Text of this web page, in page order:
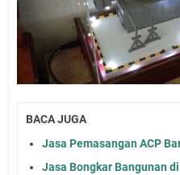
BACA JUGA
Jasa Pemasangan ACP
Jasa Bongkar Bangunan